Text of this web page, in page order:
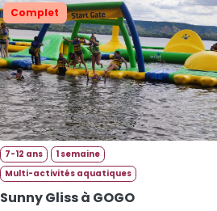
Complet
7-12 ans
1 semaine
Multi-activités aquatiques
Sunny Gliss à GOGO